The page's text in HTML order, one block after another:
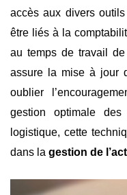
accès aux divers
être liés à la
au temps de travail
assure la mise à jour
oublier
gestion optimale
logistique, cette
dans la gestion de